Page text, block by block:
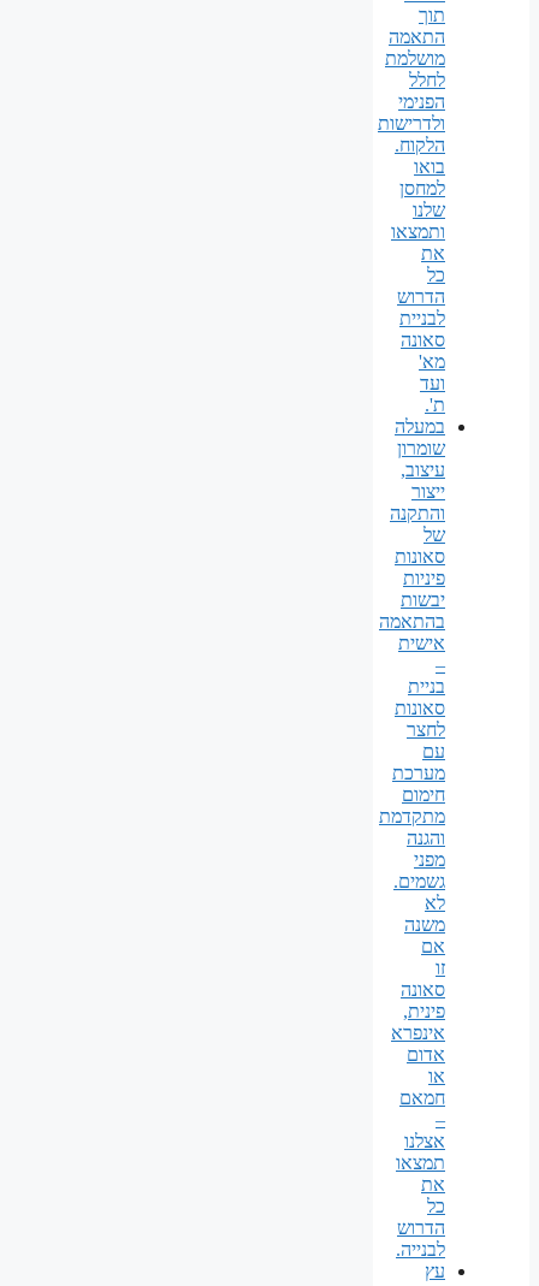
תוך
התאמה
מושלמת
לחלל
הפנימי
ולדרישות
הלקוח.
בואו
למחסן
שלנו
ותמצאו
את
כל
הדרוש
לבניית
סאונה
מא'
ועד
ת'.
במעלה
שומרון
עיצוב,
ייצור
והתקנה
של
סאונות
פיניות
יבשות
בהתאמה
אישית
–
בניית
סאונות
לחצר
עם
מערכת
חימום
מתקדמת
והגנה
מפני
גשמים.
לא
משנה
אם
זו
סאונה
פינית,
אינפרא
אדום
או
חמאם
–
אצלנו
תמצאו
את
כל
הדרוש
לבנייה.
עץ